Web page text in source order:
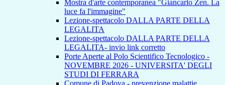
Mostra d'arte contemporanea "Giancarlo Zen. La
luce fa l'immagine"
Lezione-spettacolo DALLA PARTE DELLA
LEGALITA
Lezione-spettacolo DALLA PARTE DELLA
LEGALITA- invio link corretto
Porte Aperte al Polo Scientifico Tecnologico -
NOVEMBRE 2026 - UNIVERSITA' DEGLI
STUDI DI FERRARA